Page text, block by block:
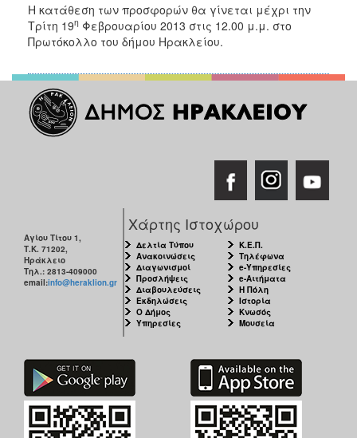
Η κατάθεση των προσφορών θα γίνεται μέχρι την
Τρίτη 19η Φεβρουαρίου 2013 στις 12.00 μ.μ. στο
Πρωτόκολλο του δήμου Ηρακλείου.
Αγίου Τίτου 1,
Τ.Κ. 71202,
Ηράκλειο
Τηλ.: 2813-409000
email:info@heraklion.gr
Χάρτης Ιστοχώρου
Δελτία Τύπου
Ανακοινώσεις
Διαγωνισμοί
Προσλήψεις
Διαβουλεύσεις
Εκδηλώσεις
Ο Δήμος
Υπηρεσίες
Κ.Ε.Π.
Τηλέφωνα
e-Υπηρεσίες
e-Αιτήματα
Η Πόλη
Ιστορία
Κνωσός
Μουσεία